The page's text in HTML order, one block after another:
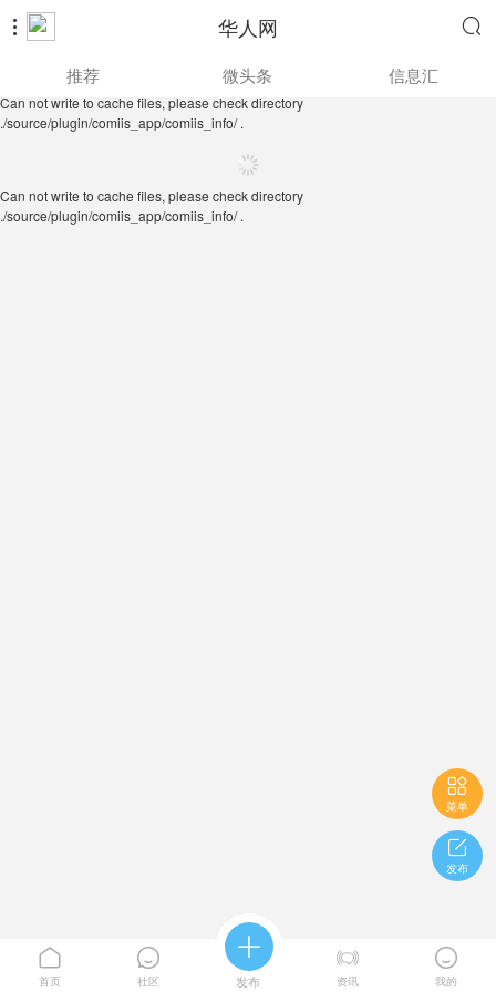
 华人网 
./source/plugin/comiis_app/comiis_info/ .
推荐 微头条 信息汇
Can not write to cache files, please check directory
./source/plugin/comiis_app/comiis_info/ .

菜单

发布

首页

社区

发布

资讯

我的
Can not write to cache files, please check directory
./source/plugin/comiis_app/comiis_info/ .